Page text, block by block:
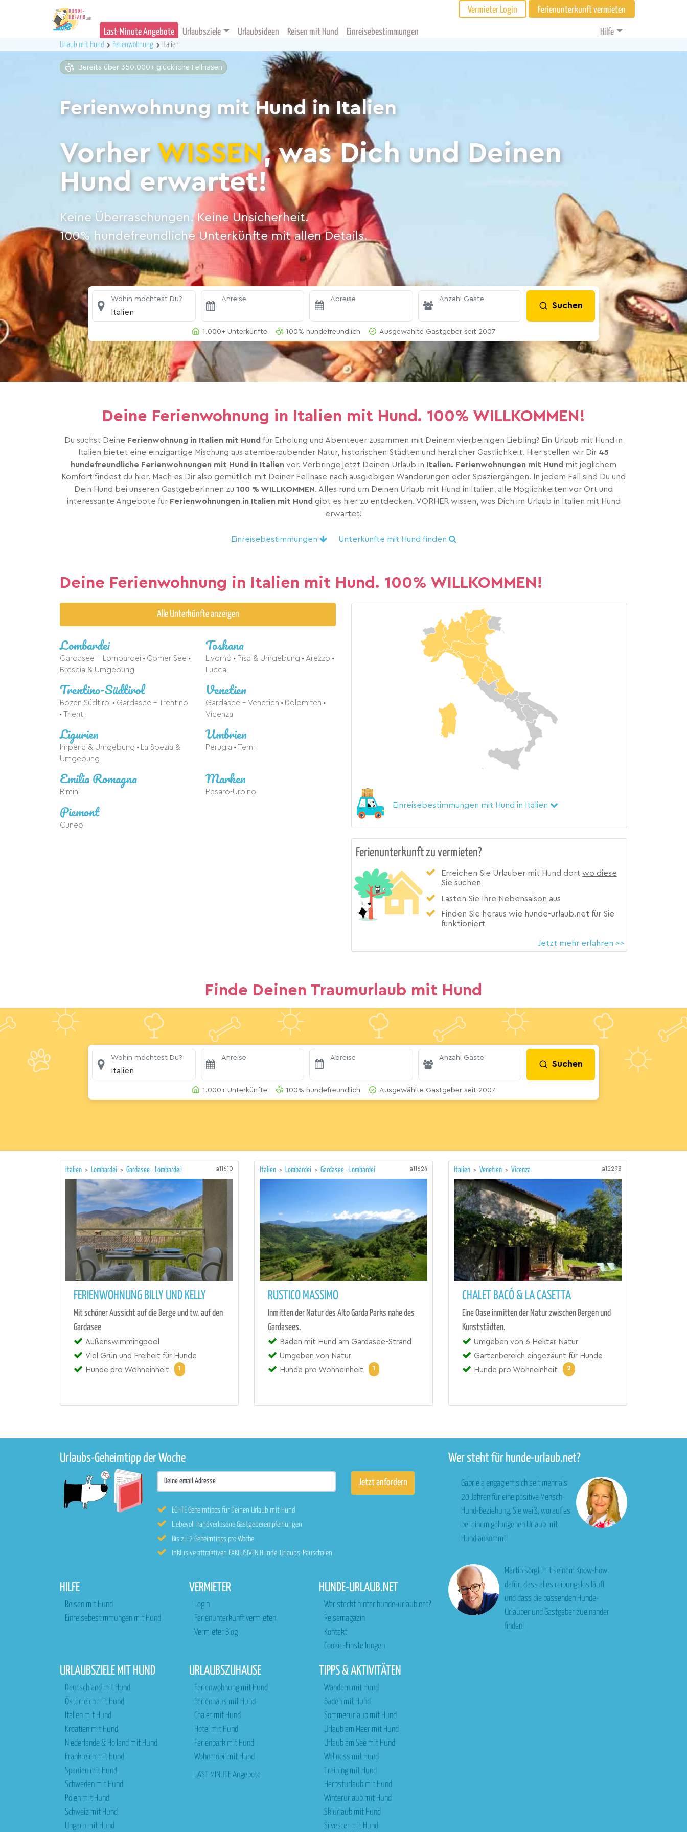
Vermieter Login Ferienunterkunft vermieten
Last-Minute Angebote Urlaubsziele Urlaubsideen Reisen mit Hund Einreisebestimmungen Hilfe
Urlaub mit Hund Ferienwohnung Italien
Bereits über 350.000+ glückliche Fellnasen
Ferienwohnung mit Hund in Italien
Vorher WISSEN, was Dich und Deinen
Hund erwartet!
Keine Überraschungen. Keine Unsicherheit.
100% hundefreundliche Unterkünfte mit allen Details.
Wohin möchtest Du?
Italien
Anreise Abreise Anzahl Gäste
Suchen
1.000+ Unterkünfte 100% hundefreundlich Ausgewählte Gastgeber seit 2007
Deine Ferienwohnung in Italien mit Hund. 100% WILLKOMMEN!
Du suchst Deine Ferienwohnung in Italien mit Hund für Erholung und Abenteuer zusammen mit Deinem vierbeinigen Liebling? Ein Urlaub mit Hund in
Italien bietet eine einzigartige Mischung aus atemberaubender Natur, historischen Städten und herzlicher Gastlichkeit. Hier stellen wir Dir 45
hundefreundliche Ferienwohnungen mit Hund in Italien vor. Verbringe jetzt Deinen Urlaub in Italien. Ferienwohnungen mit Hund mit jeglichem
Komfort findest du hier. Mach es Dir also gemütlich mit Deiner Fellnase nach ausgiebigen Wanderungen oder Spaziergängen. In jedem Fall sind Du und
Dein Hund bei unseren GastgeberInnen zu 100 % WILLKOMMEN. Alles rund um Deinen Urlaub mit Hund in Italien, alle Möglichkeiten vor Ort und
interessante Angebote für Ferienwohnungen in Italien mit Hund gibt es hier zu entdecken. VORHER wissen, was Dich im Urlaub in Italien mit Hund
erwartet!
Einreisebestimmungen Unterkünfte mit Hund finden
Deine Ferienwohnung in Italien mit Hund. 100% WILLKOMMEN!
Alle Unterkünfte anzeigen
Lombardei
Gardasee - Lombardei
Comer See
Brescia & Umgebung
Toskana
Livorno Pisa & Umgebung
Arezzo
Lucca
Trentino-Südtirol
Bozen Südtirol
Gardasee - Trentino
Trient
Venetien
Gardasee - Venetien
Dolomiten
Vicenza
Ligurien
Imperia & Umgebung
La Spezia &
Umgebung
Umbrien
Perugia Terni
Emilia Romagna
Rimini
Marken
Pesaro-Urbino
Piemont
Cuneo
Einreisebestimmungen mit Hund in Italien
Ferienunterkunft zu vermieten?
Erreichen Sie Urlauber mit Hund dort wo diese
Sie suchen
Lasten Sie Ihre Nebensaison aus
Finden Sie heraus wie hunde-urlaub.net für Sie
funktioniert
Jetzt mehr erfahren >>
Finde Deinen Traumurlaub mit Hund
Wohin möchtest Du?
Italien
Anreise Abreise Anzahl Gäste
Suchen
1.000+ Unterkünfte 100% hundefreundlich Ausgewählte Gastgeber seit 2007
Italien > Lombardei > Gardasee - Lombardei a11610
FERIENWOHNUNG BILLY UND KELLY
Mit schöner Aussicht auf die Berge und tw. auf den
Gardasee
Außenswimmingpool
Viel Grün und Freiheit für Hunde
Hunde pro Wohneinheit
1
Italien > Lombardei > Gardasee - Lombardei a11624
RUSTICO MASSIMO
Inmitten der Natur des Alto Garda Parks nahe des
Gardasees.
Baden mit Hund am Gardasee-Strand
Umgeben von Natur
Hunde pro Wohneinheit
1
Italien > Venetien > Vicenza a12293
CHALET BACÓ & LA CASETTA
Eine Oase inmitten der Natur zwischen Bergen und
Kunststädten.
Umgeben von 6 Hektar Natur
Gartenbereich eingezäunt für Hunde
Hunde pro Wohneinheit
2
Urlaubs-Geheimtipp der Woche
ECHTE Geheimtipps für Deinen Urlaub mit Hund
Liebevoll handverlesene Gastgeberempfehlungen
Bis zu 2 Geheimtipps pro Woche
Inklusive attraktiven EXKLUSIVEN Hunde-Urlaubs-Pauschalen
HILFE
Reisen mit Hund
Einreisebestimmungen mit Hund
VERMIETER
Login
Ferienunterkunft vermieten
Vermieter Blog
HUNDE-URLAUB.NET
Wer steckt hinter hunde-urlaub.net?
Reisemagazin
Kontakt
Cookie-Einstellungen
URLAUBSZIELE MIT HUND
Deutschland mit Hund
Österreich mit Hund
Italien mit Hund
Kroatien mit Hund
Niederlande & Holland mit Hund
Frankreich mit Hund
Spanien mit Hund
Schweden mit Hund
Polen mit Hund
Schweiz mit Hund
Ungarn mit Hund
URLAUBSZUHAUSE
Ferienwohnung mit Hund
Ferienhaus mit Hund
Chalet mit Hund
Hotel mit Hund
Ferienpark mit Hund
Wohnmobil mit Hund
LAST MINUTE Angebote
TIPPS & AKTIVITÄTEN
Wandern mit Hund
Baden mit Hund
Sommerurlaub mit Hund
Urlaub am Meer mit Hund
Urlaub am See mit Hund
Wellness mit Hund
Training mit Hund
Herbsturlaub mit Hund
Winterurlaub mit Hund
Skiurlaub mit Hund
Silvester mit Hund
Wer steht für hunde-urlaub.net?
Gabriela engagiert sich seit mehr als
20 Jahren für eine positive Mensch-
Hund-Beziehung. Sie weiß, worauf es
bei einem gelungenen Urlaub mit
Hund ankommt!
Martin sorgt mit seinem Know-How
dafür, dass alles reibungslos läuft
und dass die passenden Hunde-
Urlauber und Gastgeber zueinander
finden!